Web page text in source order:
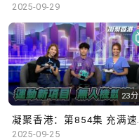
2025-09-29
23
凝聚香港：第
2025-09-25